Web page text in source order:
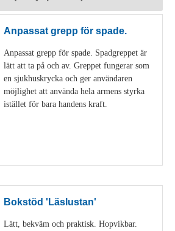
Anpassat grepp för spade.
Anpassat grepp för spade. Spadgreppet är
lätt att ta på och av. Greppet fungerar som
en sjukhuskrycka och ger användaren
möjlighet att använda hela armens styrka
istället för bara handens kraft.
Bokstöd 'Läslustan'
Lätt, bekväm och praktisk. Hopvikbar.